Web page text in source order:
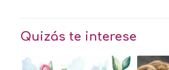
Quizás te interese